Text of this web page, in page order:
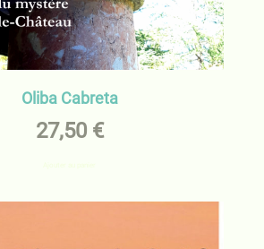
Oliba Cabreta
27,50 €